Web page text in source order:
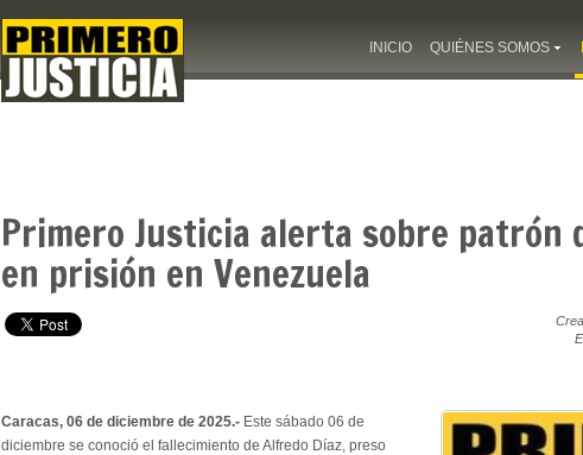
INICIO QUIÉNES SOMOS
Primero Justicia alerta sobre patrón
en prisión en Venezuela
Caracas, 06 de diciembre de 2025.- Este sábado 06 de
diciembre se conoció el fallecimiento de Alfredo Díaz, preso